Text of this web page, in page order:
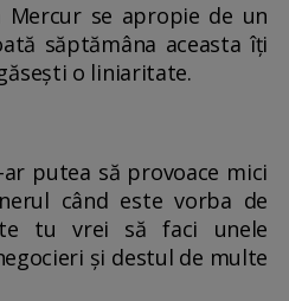
se apropie de un
săptămâna aceasta îți
o liniaritate.
putea să provoace mici
când este vorba de
tu vrei să faci unele
și destul de multe